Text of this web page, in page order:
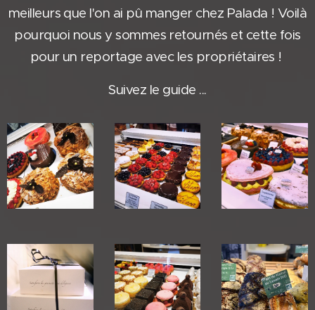
meilleurs que l'on ai pû manger chez Palada ! Voilà
pourquoi nous y sommes retournés et cette fois
pour un reportage avec les propriétaires !
Suivez le guide ...